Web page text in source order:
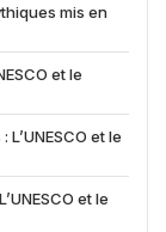
mis en
et le
et le
et le